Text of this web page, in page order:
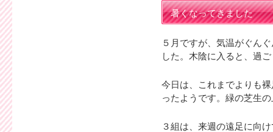
暑くなってきました
５月ですが、気温がぐん
した。木陰に入ると、過
今日は、これまでよりも
ったようです。緑の芝生
３組は、来週の遠足に向